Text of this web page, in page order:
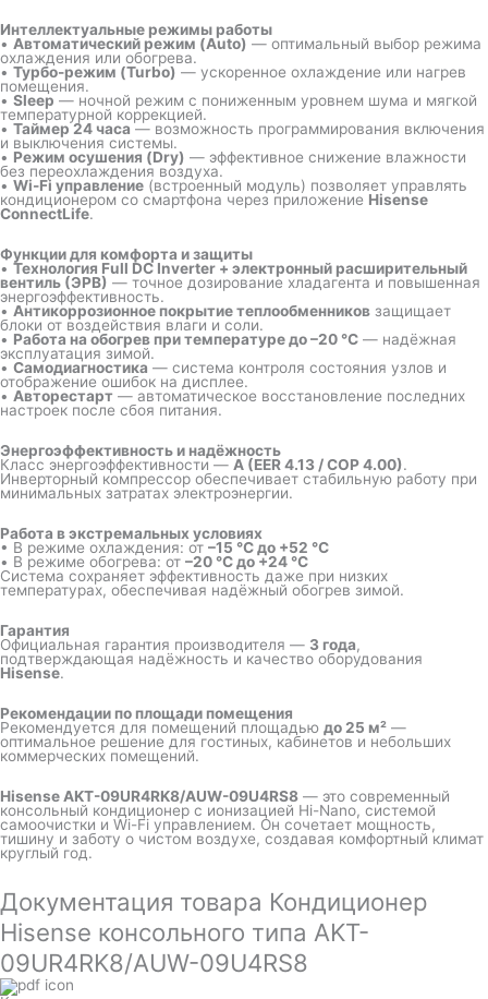
Интеллектуальные режимы работы
• Автоматический режим (Auto) — оптимальный выбор режима
охлаждения или обогрева.
• Турбо-режим (Turbo) — ускоренное охлаждение или нагрев
помещения.
• Sleep — ночной режим с пониженным уровнем шума и мягкой
температурной коррекцией.
• Таймер 24 часа — возможность программирования включения
и выключения системы.
• Режим осушения (Dry) — эффективное снижение влажности
без переохлаждения воздуха.
• Wi-Fi управление (встроенный модуль) позволяет управлять
кондиционером со смартфона через приложение Hisense
ConnectLife.
Функции для комфорта и защиты
• Технология Full DC Inverter + электронный расширительный
вентиль (ЭРВ) — точное дозирование хладагента и повышенная
энергоэффективность.
• Антикоррозионное покрытие теплообменников защищает
блоки от воздействия влаги и соли.
• Работа на обогрев при температуре до –20 °C — надёжная
эксплуатация зимой.
• Самодиагностика — система контроля состояния узлов и
отображение ошибок на дисплее.
• Авторестарт — автоматическое восстановление последних
настроек после сбоя питания.
Энергоэффективность и надёжность
Класс энергоэффективности — A (EER 4.13 / COP 4.00).
Инверторный компрессор обеспечивает стабильную работу при
минимальных затратах электроэнергии.
Работа в экстремальных условиях
• В режиме охлаждения: от –15 °C до +52 °C
• В режиме обогрева: от –20 °C до +24 °C
Система сохраняет эффективность даже при низких
температурах, обеспечивая надёжный обогрев зимой.
Гарантия
Официальная гарантия производителя — 3 года,
подтверждающая надёжность и качество оборудования
Hisense.
Рекомендации по площади помещения
Рекомендуется для помещений площадью до 25 м² —
оптимальное решение для гостиных, кабинетов и небольших
коммерческих помещений.
Hisense AKT-09UR4RK8/AUW-09U4RS8 — это современный
консольный кондиционер с ионизацией Hi-Nano, системой
самоочистки и Wi-Fi управлением. Он сочетает мощность,
тишину и заботу о чистом воздухе, создавая комфортный климат
круглый год.
Документация товара Кондиционер
Hisense консольного типа AKT-
09UR4RK8/AUW-09U4RS8